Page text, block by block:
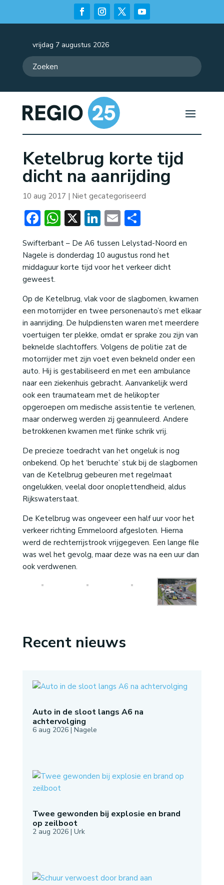
vrijdag 7 augustus 2026
Ketelbrug korte tijd
dicht na aanrijding
10 aug 2017 | Niet gecategoriseerd
Facebook
WhatsApp
X LinkedIn
EmailDelen
Swifterbant – De A6 tussen Lelystad-Noord en
Nagele is donderdag 10 augustus rond het
middaguur korte tijd voor het verkeer dicht
geweest.
Op de Ketelbrug, vlak voor de slagbomen, kwamen
een motorrijder en twee personenauto’s met elkaar
in aanrijding. De hulpdiensten waren met meerdere
voertuigen ter plekke, omdat er sprake zou zijn van
beknelde slachtoffers. Volgens de politie zat de
motorrijder met zijn voet even bekneld onder een
auto. Hij is gestabiliseerd en met een ambulance
naar een ziekenhuis gebracht. Aanvankelijk werd
ook een traumateam met de helikopter
opgeroepen om medische assistentie te verlenen,
maar onderweg werden zij geannuleerd. Andere
betrokkenen kwamen met flinke schrik vrij.
De precieze toedracht van het ongeluk is nog
onbekend. Op het ‘beruchte’ stuk bij de slagbomen
van de Ketelbrug gebeuren met regelmaat
ongelukken, veelal door onoplettendheid, aldus
Rijkswaterstaat.
De Ketelbrug was ongeveer een half uur voor het
verkeer richting Emmeloord afgesloten. Hierna
werd de rechterrijstrook vrijgegeven. Een lange file
was wel het gevolg, maar deze was na een uur dan
ook verdwenen.
Recent nieuws
Auto in de sloot langs A6 na
achtervolging
6 aug 2026| Nagele
Twee gewonden bij explosie en brand
op zeilboot
2 aug 2026| Urk